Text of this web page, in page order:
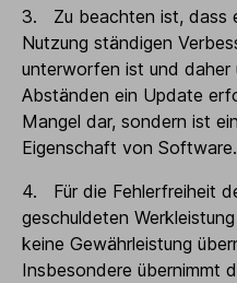
3. Zu beachten ist, dass
Nutzung ständigen
unterworfen ist und daher
Abständen ein Update
Mangel dar, sondern ist
Eigenschaft von Software.
4. Für die Fehlerfreiheit
geschuldeten
keine Gewährleistung
Insbesondere übernimmt